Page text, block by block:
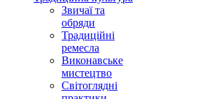
Звичаї та
обряди
Традиційні
ремесла
Виконавське
мистецтво
Світоглядні